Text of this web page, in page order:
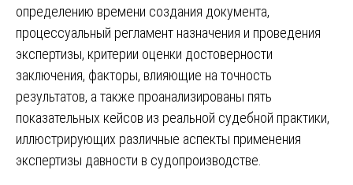
определению времени создания документа,
процессуальный регламент назначения и проведения
экспертизы, критерии оценки достоверности
заключения, факторы, влияющие на точность
результатов, а также проанализированы пять
показательных кейсов из реальной судебной практики,
иллюстрирующих различные аспекты применения
экспертизы давности в судопроизводстве.